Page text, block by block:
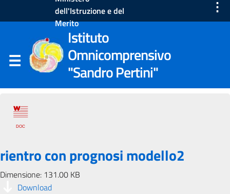
dell'Istruzione e del
Merito
⋮
Istituto
Omnicomprensivo
"Sandro Pertini"
rientro con prognosi modello2
Dimensione: 131.00 KB
Download